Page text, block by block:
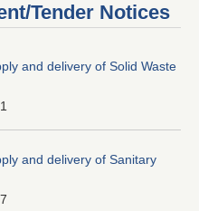
Tender Notices
and delivery of Solid Waste
and delivery of Sanitary